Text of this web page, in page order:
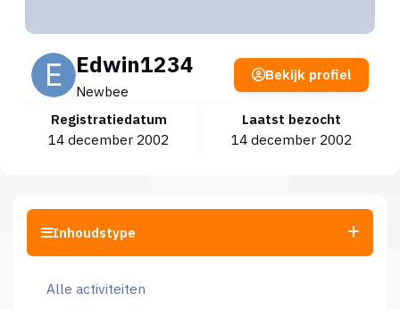
Edwin1234
Newbee
Registratiedatum
14 december 2002
Laatst bezocht
14 december 2002
Bekijk profiel
Inhoudstype
Alle activiteiten